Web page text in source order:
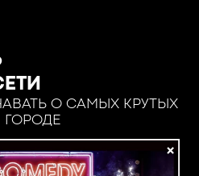
×
О САМЫХ КРУТЫХ
ГОРОДЕ